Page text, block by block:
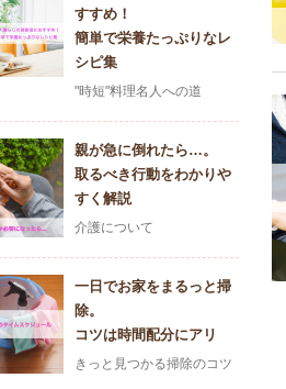
すすめ！
簡単で栄養たっぷりなレ
シピ集
"時短"料理名人への道
親が急に倒れたら…。
取るべき行動をわかりや
すく解説
介護について
一日でお家をまるっと掃
除。
コツは時間配分にアリ
きっと見つかる掃除のコツ